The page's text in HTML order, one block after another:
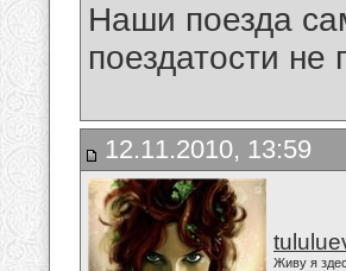
Наши поезда
поездатости
12.11.2010, 13:59
Живу я